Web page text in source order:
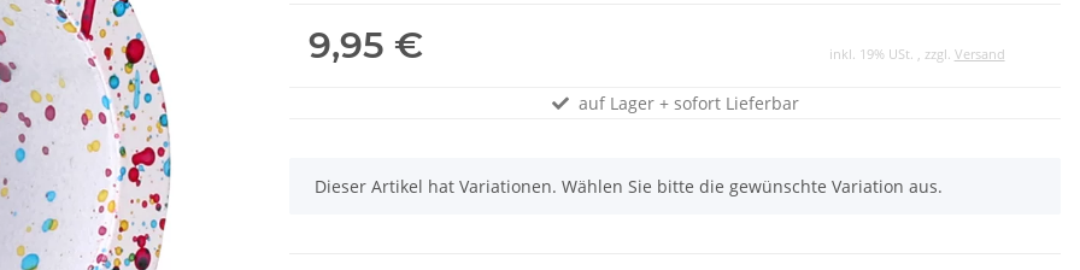
9,95 € inkl. 19% USt. , zzgl. Versand
auf Lager + sofort Lieferbar
x
Dieser Artikel hat Variationen. Wählen Sie bitte die gewünschte Variation aus.